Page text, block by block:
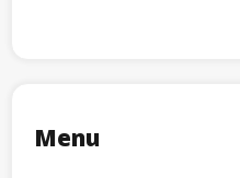
Menu